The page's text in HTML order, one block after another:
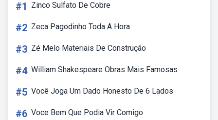
#1 Zinco Sulfato De Cobre
#2 Zeca Pagodinho Toda A Hora
#3 Zé Melo Materiais De Construção
#4 William Shakespeare Obras Mais Famosas
#5 Você Joga Um Dado Honesto De 6 Lados
#6 Voce Bem Que Podia Vir Comigo